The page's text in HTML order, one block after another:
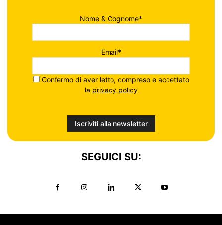
Nome & Cognome*
Email*
Confermo di aver letto, compreso e accettato
la privacy policy
SEGUICI SU: